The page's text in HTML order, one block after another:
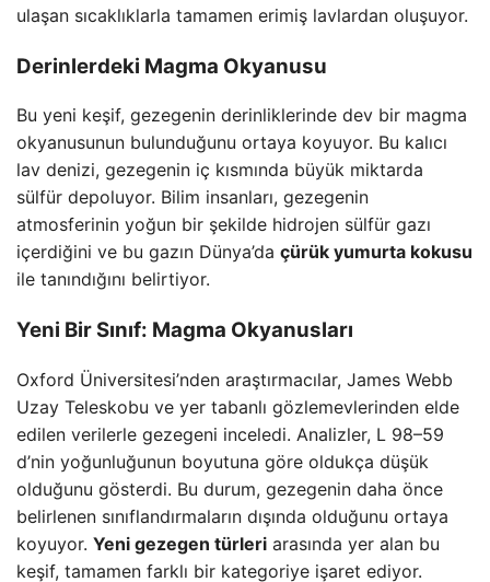
ulaşan sıcaklıklarla tamamen erimiş lavlardan oluşuyor.
Derinlerdeki Magma Okyanusu
Bu yeni keşif, gezegenin derinliklerinde dev bir magma
okyanusunun bulunduğunu ortaya koyuyor. Bu kalıcı
lav denizi, gezegenin iç kısmında büyük miktarda
sülfür depoluyor. Bilim insanları, gezegenin
atmosferinin yoğun bir şekilde hidrojen sülfür gazı
içerdiğini ve bu gazın Dünya’da çürük yumurta kokusu
ile tanındığını belirtiyor.
Yeni Bir Sınıf: Magma Okyanusları
Oxford Üniversitesi’nden araştırmacılar, James Webb
Uzay Teleskobu ve yer tabanlı gözlemevlerinden elde
edilen verilerle gezegeni inceledi. Analizler, L 98–59
d’nin yoğunluğunun boyutuna göre oldukça düşük
olduğunu gösterdi. Bu durum, gezegenin daha önce
belirlenen sınıflandırmaların dışında olduğunu ortaya
koyuyor. Yeni gezegen türleri arasında yer alan bu
keşif, tamamen farklı bir kategoriye işaret ediyor.